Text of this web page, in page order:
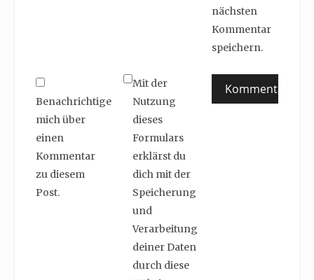
nächsten
Kommentar
speichern.
Benachrichtige
mich über
einen
Kommentar
zu diesem
Post.
Mit der
Nutzung
dieses
Formulars
erklärst du
dich mit der
Speicherung
und
Verarbeitung
deiner Daten
durch diese